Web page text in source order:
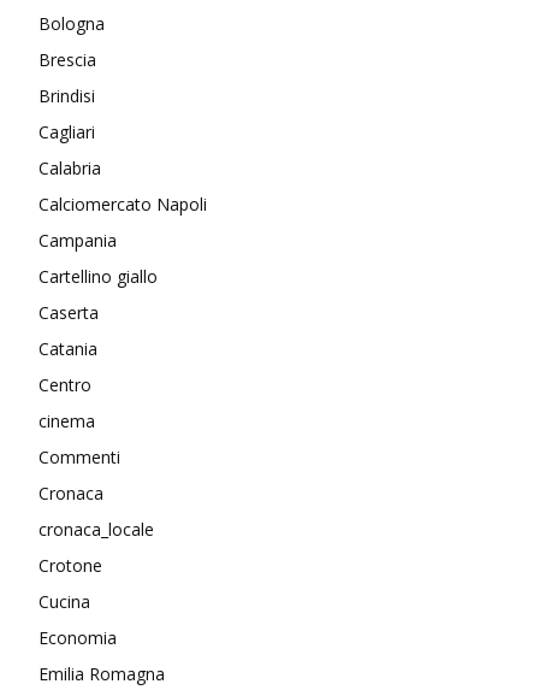
Bologna
Brescia
Brindisi
Cagliari
Calabria
Calciomercato Napoli
Campania
Cartellino giallo
Caserta
Catania
Centro
cinema
Commenti
Cronaca
cronaca_locale
Crotone
Cucina
Economia
Emilia Romagna